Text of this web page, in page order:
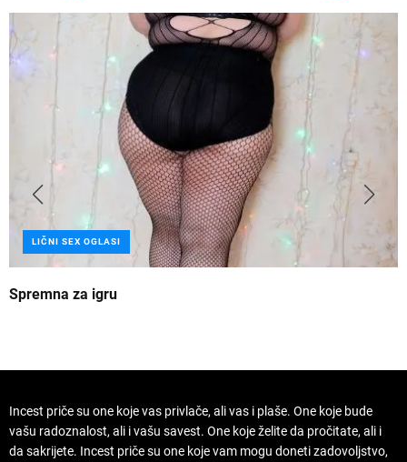
LIČNI SEX OGLASI
Spremna za igru
Incest priče su one koje vas privlače, ali vas i plaše. One koje bude
vašu radoznalost, ali i vašu savest. One koje želite da pročitate, ali i
da sakrijete. Incest priče su one koje vam mogu doneti zadovoljstvo,